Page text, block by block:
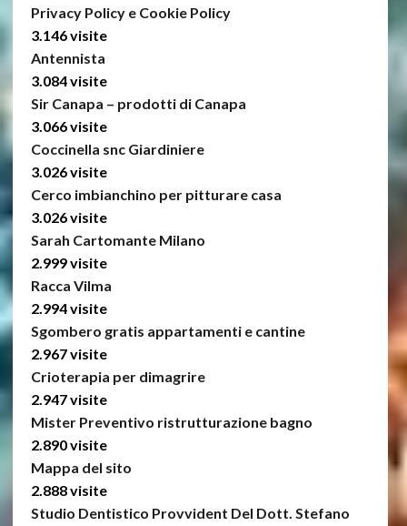
Privacy Policy e Cookie Policy
3.146 visite
Antennista
3.084 visite
Sir Canapa – prodotti di Canapa
3.066 visite
Coccinella snc Giardiniere
3.026 visite
Cerco imbianchino per pitturare casa
3.026 visite
Sarah Cartomante Milano
2.999 visite
Racca Vilma
2.994 visite
Sgombero gratis appartamenti e cantine
2.967 visite
Crioterapia per dimagrire
2.947 visite
Mister Preventivo ristrutturazione bagno
2.890 visite
Mappa del sito
2.888 visite
Studio Dentistico Provvident Del Dott. Stefano